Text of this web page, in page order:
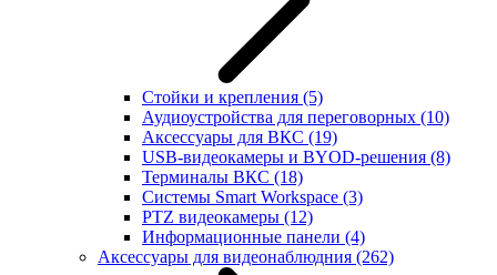
Стойки и крепления (5)
Аудиоустройства для переговорных (10)
Аксессуары для ВКС (19)
USB-видеокамеры и BYOD-решения (8)
Терминалы ВКС (18)
Системы Smart Workspace (3)
PTZ видеокамеры (12)
Информационные панели (4)
Аксессуары для видеонаблюдния (262)